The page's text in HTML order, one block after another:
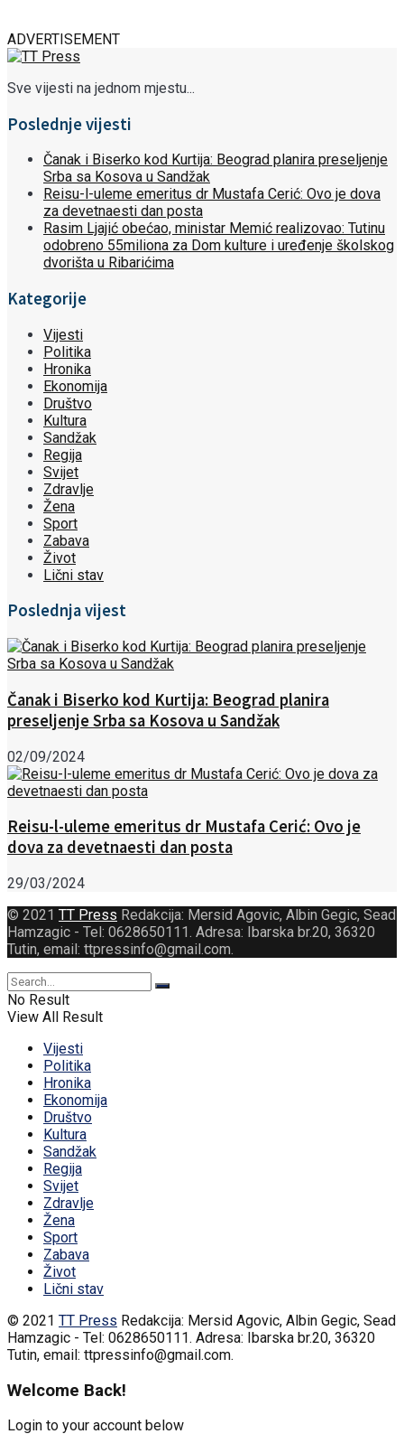
ADVERTISEMENT
Sve vijesti na jednom mjestu...
Poslednje vijesti
Čanak i Biserko kod Kurtija: Beograd planira preseljenje
Srba sa Kosova u Sandžak
Reisu-l-uleme emeritus dr Mustafa Cerić: Ovo je dova
za devetnaesti dan posta
Rasim Ljajić obećao, ministar Memić realizovao: Tutinu
odobreno 55miliona za Dom kulture i uređenje školskog
dvorišta u Ribarićima
Kategorije
Vijesti
Politika
Hronika
Ekonomija
Društvo
Kultura
Sandžak
Regija
Svijet
Zdravlje
Žena
Sport
Zabava
Život
Lični stav
Poslednja vijest
Čanak i Biserko kod Kurtija: Beograd planira
preseljenje Srba sa Kosova u Sandžak
02/09/2024
Reisu-l-uleme emeritus dr Mustafa Cerić: Ovo je
dova za devetnaesti dan posta
29/03/2024
© 2021 TT Press Redakcija: Mersid Agovic, Albin Gegic, Sead
Hamzagic - Tel: 0628650111. Adresa: Ibarska br.20, 36320
Tutin, email: ttpressinfo@gmail.com.
No Result
View All Result
Vijesti
Politika
Hronika
Ekonomija
Društvo
Kultura
Sandžak
Regija
Svijet
Zdravlje
Žena
Sport
Zabava
Život
Lični stav
© 2021 TT Press Redakcija: Mersid Agovic, Albin Gegic, Sead
Hamzagic - Tel: 0628650111. Adresa: Ibarska br.20, 36320
Tutin, email: ttpressinfo@gmail.com.
Welcome Back!
Login to your account below